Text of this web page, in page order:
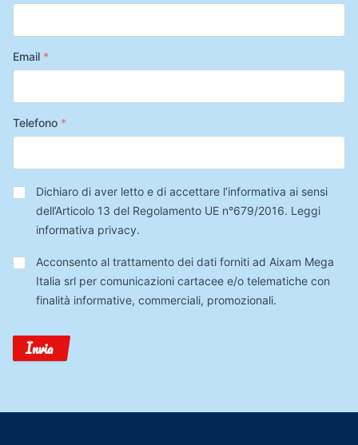
Email *
Telefono *
Privacy*
Dichiaro di aver letto e di accettare l’informativa ai sensi
dell’Articolo 13 del Regolamento UE n°679/2016. Leggi
informativa privacy.
Trattamento
Dati
Acconsento al trattamento dei dati forniti ad Aixam Mega
Italia srl per comunicazioni cartacee e/o telematiche con
finalità informative, commerciali, promozionali.
Invia